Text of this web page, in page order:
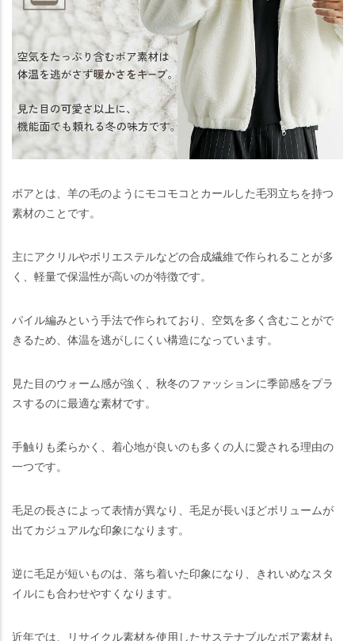
ボアとは、羊の毛のようにモコモコとカールした毛羽立ちを持つ
素材のことです。
主にアクリルやポリエステルなどの合成繊維で作られることが多
く、軽量で保温性が高いのが特徴です。
パイル編みという手法で作られており、空気を多く含むことがで
きるため、体温を逃がしにくい構造になっています。
見た目のウォーム感が強く、秋冬のファッションに季節感をプラ
スするのに最適な素材です。
手触りも柔らかく、着心地が良いのも多くの人に愛される理由の
一つです。
毛足の長さによって表情が異なり、毛足が長いほどボリュームが
出てカジュアルな印象になります。
逆に毛足が短いものは、落ち着いた印象になり、きれいめなスタ
イルにも合わせやすくなります。
近年では、リサイクル素材を使用したサステナブルなボア素材も